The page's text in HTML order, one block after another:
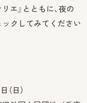
エ』とともに、夜の
ックしてみてください
（日）